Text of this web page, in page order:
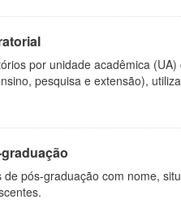
por unidade acadêmica
pesquisa e extensão),
de pós-graduação com nome,